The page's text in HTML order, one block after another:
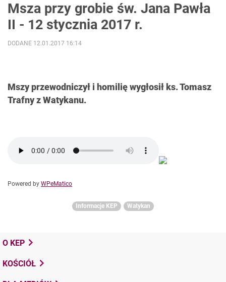
Msza przy grobie św. Jana Pawła
II - 12 stycznia 2017 r.
Mszy przewodniczył i homilię wygłosił ks. Tomasz
Trafny z Watykanu.
DODANE 12.01.2017 16:14
Powered by WPeMatico
Informacje KEP Watykan
O KEP
KOŚCIÓŁ